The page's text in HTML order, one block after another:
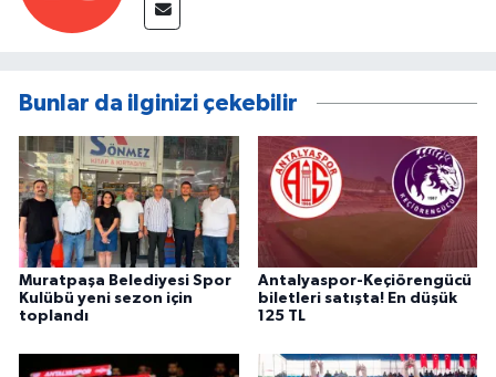
Bunlar da ilginizi çekebilir
Muratpaşa Belediyesi Spor
Kulübü yeni sezon için
toplandı
Antalyaspor-Keçiörengücü
biletleri satışta! En düşük
125 TL